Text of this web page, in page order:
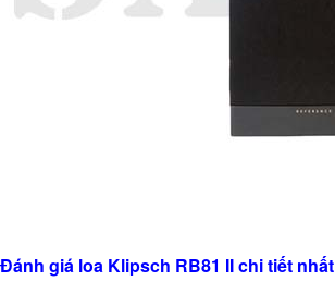
Đánh giá loa Klipsch RB81 II chi tiết nhất